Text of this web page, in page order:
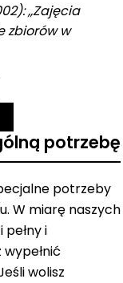
,,Zajęcia
zbiorów w
potrzebę
potrzeby
W miarę naszych
i
wolisz